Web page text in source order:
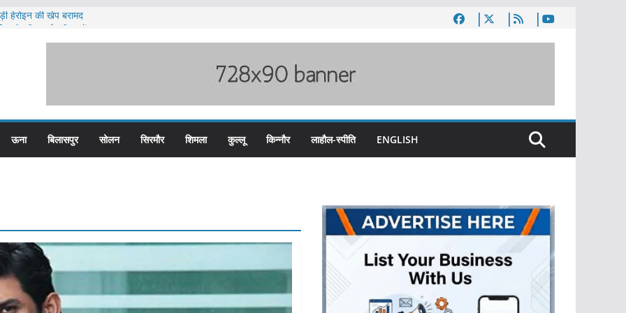
हेरोइन की खेप बरामद
बस प्लस कार्ड से होगा रियायती सफर
ऊना बिलासपुर सोलन सिरमौर शिमला कुल्लू किन्नौर लाहौल-स्पीति ENGLISH